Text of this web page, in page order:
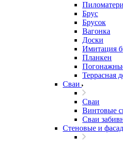
Брус
Брусок
Вагонка
Доски
Имитация
Планкен
Террасная
Сваи
Сваи
Винтовые
Сваи
Стеновые и